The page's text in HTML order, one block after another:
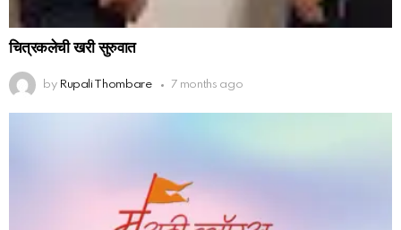
चित्रकलेची खरी सुरुवात
by Rupali Thombare 7 months ago